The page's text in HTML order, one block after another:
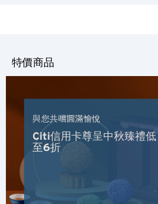
特價商品
與您共嚐圓滿愉悅
Citi信用卡尊呈中秋臻禮低
至6折